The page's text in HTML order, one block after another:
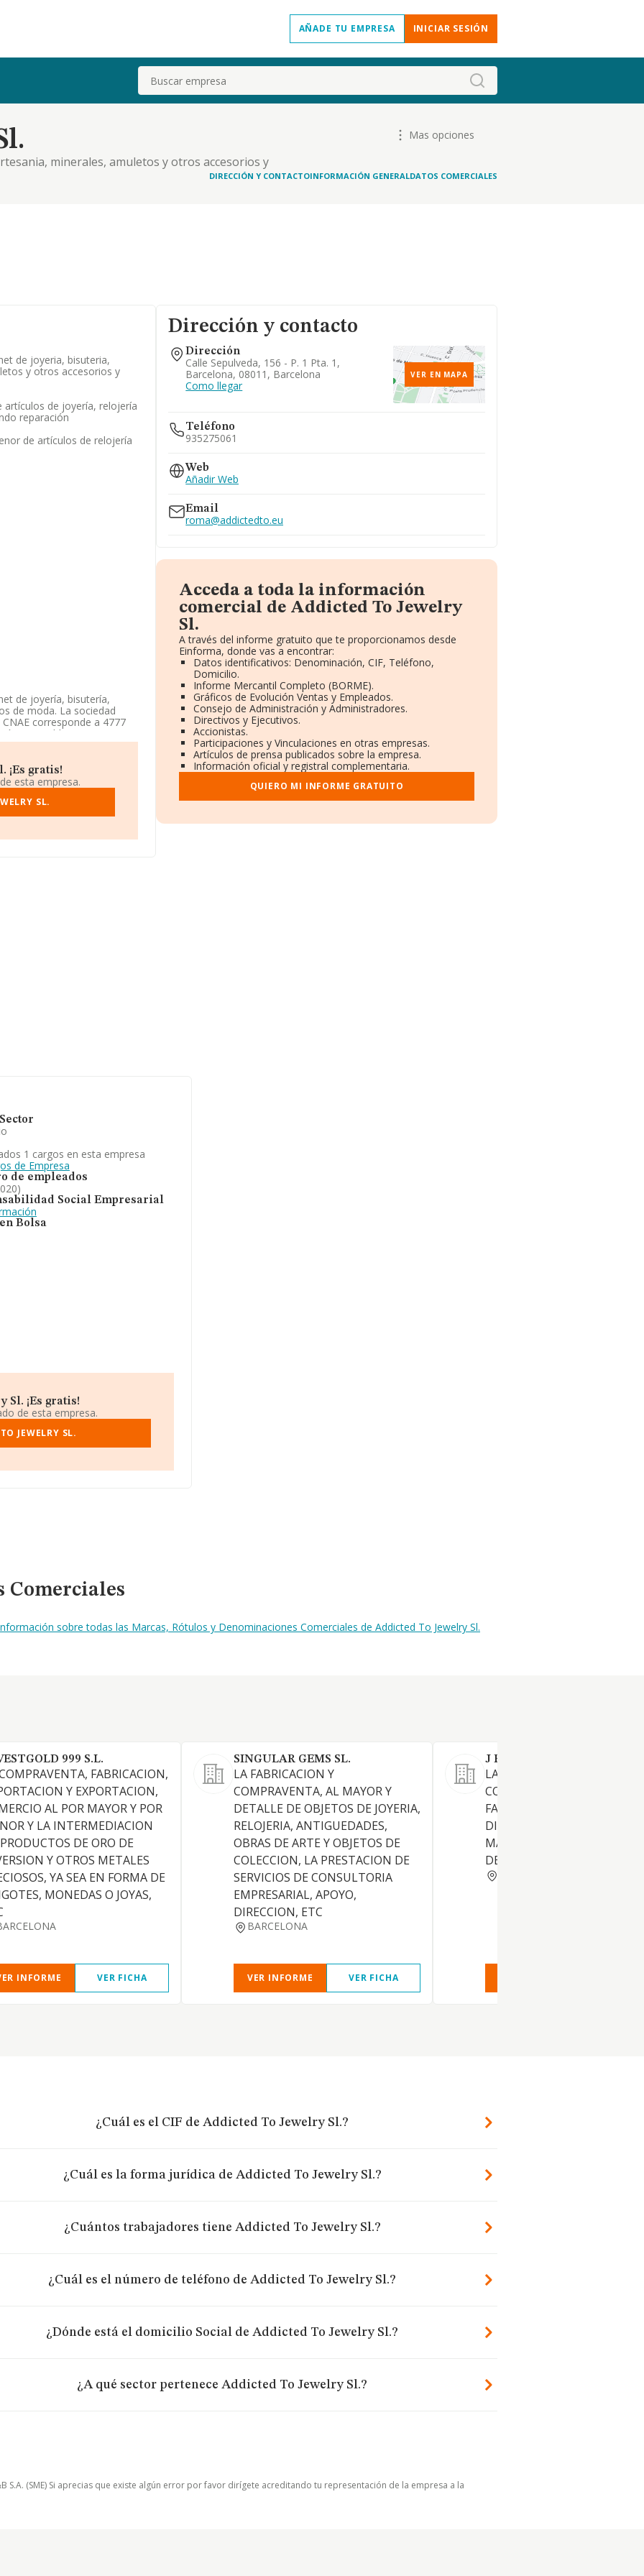
AÑADE TU EMPRESA INICIAR SESIÓN
Buscar
minerales, amuletos y otros accesorios y
Mas opciones
DIRECCIÓN Y CONTACTOINFORMACIÓN GENERALDATOS COMERCIALES
de joyeria, bisuteria,
y otros accesorios y
de joyería, relojería
reparación
de artículos de relojería
de joyería, bisutería,
de moda. La sociedad
corresponde a 4777
en establecimientos
la información a
inferior a la media de
está situada en Calle
¡Es gratis!
esta empresa.
SL.
Dirección y contacto
Dirección
Calle Sepulveda, 156 - P. 1 Pta. 1,
Barcelona, 08011, Barcelona
Como llegar
VER EN MAPA
Teléfono
935275061
Web
Añadir Web
Email
roma@addictedto.eu
Acceda a toda la información
comercial de Addicted To Jewelry
Sl.
A través del informe gratuito que te proporcionamos desde
Einforma, donde vas a encontrar:
Datos identificativos: Denominación, CIF, Teléfono,
Domicilio.
Informe Mercantil Completo (BORME).
Gráficos de Evolución Ventas y Empleados.
Consejo de Administración y Administradores.
Directivos y Ejecutivos.
Accionistas.
Participaciones y Vinculaciones en otras empresas.
Artículos de prensa publicados sobre la empresa.
Información oficial y registral complementaria.
QUIERO MI INFORME GRATUITO
1 cargos en esta empresa
de Empresa
de empleados
Social Empresarial
Bolsa
¡Es gratis!
de esta empresa.
JEWELRY SL.
Comerciales
sobre todas las Marcas, Rótulos y Denominaciones Comerciales de Addicted To Jewelry Sl.
999 S.L.
FABRICACION,
Y EXPORTACION,
AL POR MAYOR Y POR
Y LA INTERMEDIACION
DE ORO DE
Y OTROS METALES
YA SEA EN FORMA DE
MONEDAS O JOYAS,
INFORME VER FICHA
SINGULAR GEMS SL.
LA FABRICACION Y
COMPRAVENTA, AL MAYOR Y
DETALLE DE OBJETOS DE JOYERIA,
RELOJERIA, ANTIGUEDADES,
OBRAS DE ARTE Y OBJETOS DE
COLECCION, LA PRESTACION DE
SERVICIOS DE CONSULTORIA
EMPRESARIAL, APOYO,
DIRECCION, ETC
BARCELONA
VER INFORME VER FICHA
J ROCA BORI FONTESTA SL
LA IMPORTACION,
COMERCIALIZACION,
FABRICACION, VENTA Y
DISTRIBUCION DE JOYAS DE
MATERIALES NOBLES, ASI
DE BISUTERIA.
¿Cuál es el CIF de Addicted To Jewelry Sl.?
¿Cuál es la forma jurídica de Addicted To Jewelry Sl.?
¿Cuántos trabajadores tiene Addicted To Jewelry Sl.?
¿Cuál es el número de teléfono de Addicted To Jewelry Sl.?
¿Dónde está el domicilio Social de Addicted To Jewelry Sl.?
¿A qué sector pertenece Addicted To Jewelry Sl.?
(SME) Si aprecias que existe algún error por favor dirígete acreditando tu representación de la empresa a la